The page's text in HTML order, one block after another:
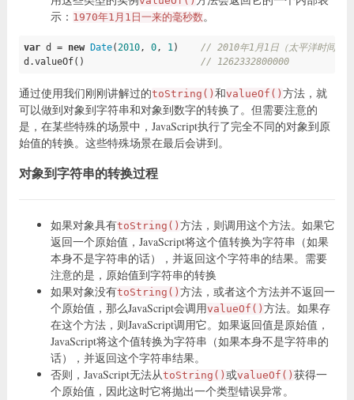
示： 1970年1月1日一来的毫秒数。
var d = new Date(2010, 0, 1) // 2010年1月1日（太平洋时间）
d.valueOf() // 1262332800000
通过使用我们刚刚讲解过的toString() 和valueOf() 方法，就
可以做到对象到字符串和对象到数字的转换了。但需要注意的
是，在某些特殊的场景中，JavaScript执行了完全不同的对象到原
始值的转换。这些特殊场景在最后会讲到。
对象到字符串的转换过程
如果对象具有toString() 方法，则调用这个方法。如果它
返回一个原始值，JavaScript将这个值转换为字符串（如果
本身不是字符串的话），并返回这个字符串的结果。需要
注意的是，原始值到字符串的转换
如果对象没有toString() 方法，或者这个方法并不返回一
个原始值，那么JavaScript会调用valueOf() 方法。如果存
在这个方法，则JavaScript调用它。如果返回值是原始值，
JavaScript将这个值转换为字符串（如果本身不是字符串的
话），并返回这个字符串结果。
否则，JavaScript无法从toString() 或valueOf() 获得一
个原始值，因此这时它将抛出一个类型错误异常。